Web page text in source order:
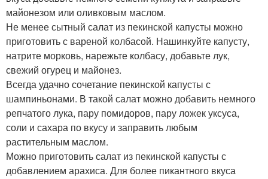
майонезом или оливковым маслом.
Не менее сытный салат из пекинской капусты можно
приготовить с вареной колбасой. Нашинкуйте капусту,
натрите морковь, нарежьте колбасу, добавьте лук,
свежий огурец и майонез.
Всегда удачно сочетание пекинской капусты с
шампиньонами. В такой салат можно добавить немного
репчатого лука, пару помидоров, пару ложек уксуса,
соли и сахара по вкусу и заправить любым
растительным маслом.
Можно приготовить салат из пекинской капусты с
добавлением арахиса. Для более пикантного вкуса